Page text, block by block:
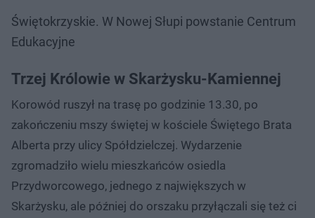
Świętokrzyskie. W Nowej Słupi powstanie Centrum
Edukacyjne
Trzej Królowie w Skarżysku-Kamiennej
Korowód ruszył na trasę po godzinie 13.30, po
zakończeniu mszy świętej w kościele Świętego Brata
Alberta przy ulicy Spółdzielczej. Wydarzenie
zgromadziło wielu mieszkańców osiedla
Przydworcowego, jednego z największych w
Skarżysku, ale później do orszaku przyłączali się też ci